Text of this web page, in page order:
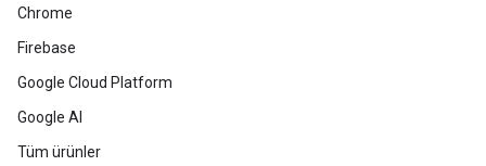
Chrome
Firebase
Google Cloud Platform
Google AI
Tüm ürünler